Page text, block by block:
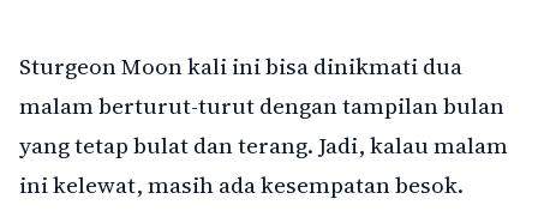
Sturgeon Moon kali ini bisa dinikmati dua
malam berturut-turut dengan tampilan bulan
yang tetap bulat dan terang. Jadi, kalau malam
ini kelewat, masih ada kesempatan besok.